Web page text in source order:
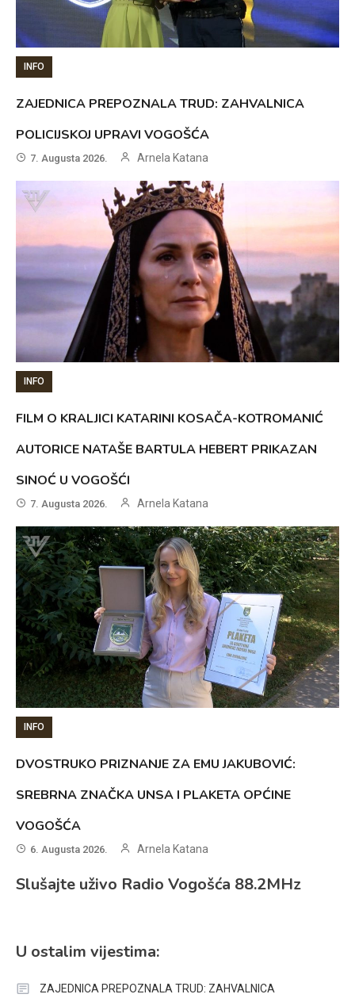
INFO
ZAJEDNICA PREPOZNALA TRUD: ZAHVALNICA
POLICIJSKOJ UPRAVI VOGOŠĆA
7. Augusta 2026. Arnela Katana
INFO
FILM O KRALJICI KATARINI KOSAČA-KOTROMANIĆ
AUTORICE NATAŠE BARTULA HEBERT PRIKAZAN
SINOĆ U VOGOŠĆI
7. Augusta 2026. Arnela Katana
INFO
DVOSTRUKO PRIZNANJE ZA EMU JAKUBOVIĆ:
SREBRNA ZNAČKA UNSA I PLAKETA OPĆINE
VOGOŠĆA
6. Augusta 2026. Arnela Katana
Slušajte uživo Radio Vogošća 88.2MHz
U ostalim vijestima:
ZAJEDNICA PREPOZNALA TRUD: ZAHVALNICA